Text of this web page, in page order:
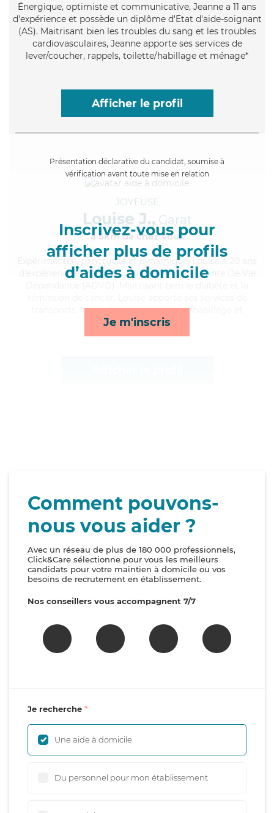
Énergique, optimiste et communicative, Jeanne a 11 ans
d'expérience et possède un diplôme d'Etat d'aide-soignant
(AS). Maitrisant bien les troubles du sang et les troubles
cardiovasculaires, Jeanne apporte ses services de
lever/coucher, rappels, toilette/habillage et ménage*
Afficher le profil
Présentation déclarative du candidat, soumise à
vérification avant toute mise en relation
Inscrivez-vous pour
afficher plus de profils
d’aides à domicile
Je m'inscris
JOYEUSE
Louise J., Garat
à 5km de chez Vous
, ponctuelle et dynamique, Louise a 20 ans
d'expérience et possède un diplôme d'Assistante De Vie
transports, lessive/repassage, toilette/habillage et
surveillance de nuit*
Comment pouvons-
nous vous aider ?
Avec un réseau de plus de 180 000 professionnels,
Click&Care sélectionne pour vous les meilleurs
candidats pour votre maintien à domicile ou vos
besoins de recrutement en établissement.
Nos conseillers vous accompagnent 7/7
Je recherche
Une aide à domicile
Du personnel pour mon établissement